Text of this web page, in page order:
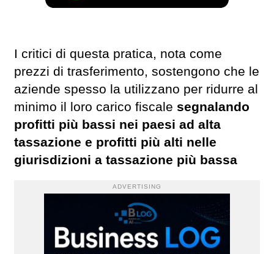
I critici di questa pratica, nota come
prezzi di trasferimento, sostengono che le
aziende spesso la utilizzano per ridurre al
minimo il loro carico fiscale segnalando
profitti più bassi nei paesi ad alta
tassazione e profitti più alti nelle
giurisdizioni a tassazione più bassa
ADVERTISING